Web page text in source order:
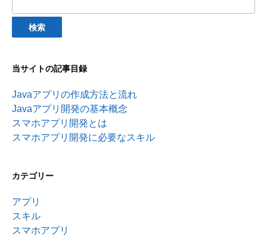
当サイトの記事目録
Javaアプリの作成方法と流れ
Javaアプリ開発の基本概念
スマホアプリ開発とは
スマホアプリ開発に必要なスキル
カテゴリー
アプリ
スキル
スマホアプリ